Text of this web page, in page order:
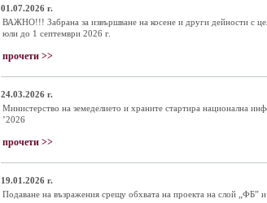
01.07.2026 г.
ВАЖНО!!! Забрана за извършване на косене и други дейности с
юли до 1 септември 2026 г.
прочети >>
24.03.2026 г.
Министерство на земеделието и храните стартира национална
’2026
прочети >>
19.01.2026 г.
Подаване на възражения срещу обхвата на проекта на слой „ФБ”